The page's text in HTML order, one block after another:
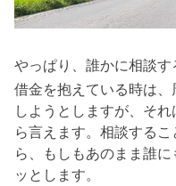
やっぱり、誰かに相談す
借金を抱えている時は
しようとしますが、そ
ら言えます。相談する
ら、もしもあのまま誰
ッとします。